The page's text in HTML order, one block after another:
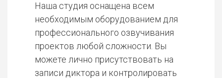
Наша студия оснащена всем
необходимым оборудованием для
профессионального озвучивания
проектов любой сложности. Вы
можете лично присутствовать на
записи диктора и контролировать